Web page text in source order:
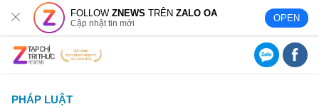
FOLLOWZNEWS TRÊNZALO OA
Cập nhật tin mới OPEN
PHÁP LUẬT